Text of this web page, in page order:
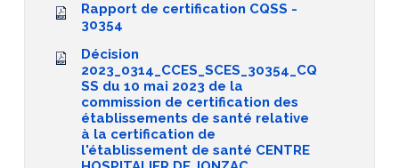
Rapport de certification CQSS -
30354
Décision
2023_0314_CCES_SCES_30354_CQ
SS du 10 mai 2023 de la
commission de certification des
établissements de santé relative
à la certification de
l'établissement de santé CENTRE